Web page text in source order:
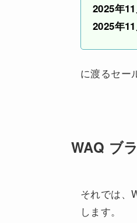
2025年
2025年
に渡るセー
WAQ ブ
それでは、
します。